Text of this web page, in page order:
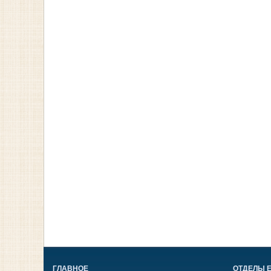
ГЛАВНОЕ ОТДЕЛЫ